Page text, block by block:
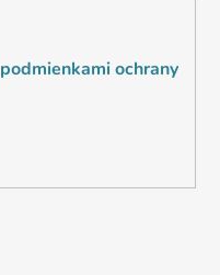
podmienkami ochrany